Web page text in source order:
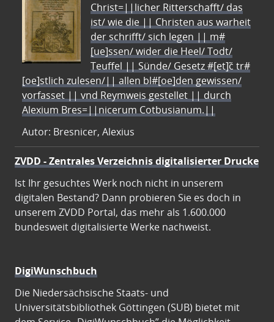
Christ=||licher Ritterschafft/ das
ist/ wie die || Christen aus warheit
der schrifft/ sich legen || m#
[ue]ssen/ wider die Heel/ Todt/
Teuffel || Sünde/ Gesetz #[et]c̃ tr#
[oe]stlich zulesen/|| allen bl#[oe]den gewissen/
vorfasset || vnd Reymweis gestellet || durch
Alexium Bres=||nicerum Cotbusianum.||
Autor: Bresnicer, Alexius
ZVDD - Zentrales Verzeichnis digitalisierter Drucke
Ist Ihr gesuchtes Werk noch nicht in unserem
digitalen Bestand? Dann probieren Sie es doch in
unserem ZVDD Portal, das mehr als 1.600.000
bundesweit digitalisierte Werke nachweist.
DigiWunschbuch
Die Niedersächsische Staats- und
Universitätsbibliothek Göttingen (SUB) bietet mit